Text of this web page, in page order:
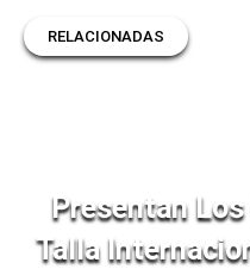
RELACIONADAS
Presentan
Talla